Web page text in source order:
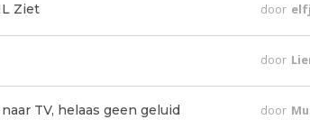
Ziet door
door
TV, helaas geen geluid door